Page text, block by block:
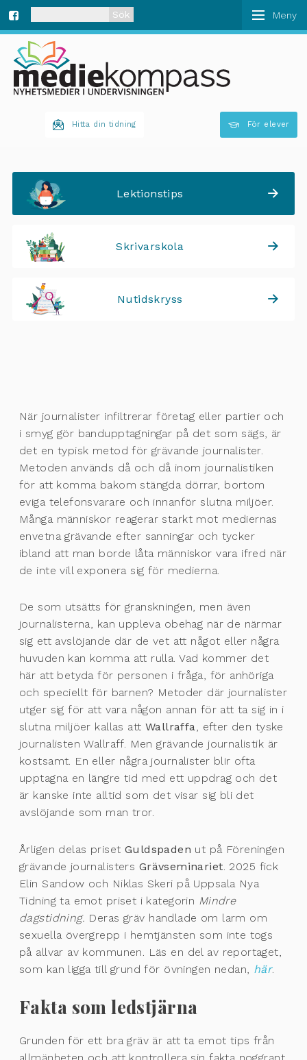
ce
När automatisk komplettering av resultat är
Hitta din tidning För elever
Lektionstips
Skrivarskola
Nutidskryss
När journalister infiltrerar företag eller partier och
i smyg gör bandupptagningar på det som sägs, är
det en typisk metod för grävande journalister.
Metoden används då och då inom journalistiken
för att komma bakom stängda dörrar, bortom
eviga telefonsvarare och innanför slutna miljöer.
Många människor reagerar starkt mot mediernas
envetna grävande efter sanningar och tycker
ibland att man borde låta människor vara ifred när
de inte vill exponera sig för medierna.
De som utsätts för granskningen, men även
journalisterna, kan uppleva obehag när de närmar
sig ett avslöjande där de vet att något eller några
huvuden kan komma att rulla. Vad kommer det
här att betyda för personen i fråga, för anhöriga
och speciellt för barnen? Metoder där journalister
utger sig för att vara någon annan för att ta sig in i
slutna miljöer kallas att Wallraffa, efter den tyske
journalisten Wallraff. Men grävande journalistik är
kostsamt. En eller några journalister blir ofta
upptagna en längre tid med ett uppdrag och det
är kanske inte alltid som det visar sig bli det
avslöjande som man tror.
Årligen delas priset Guldspaden ut på Föreningen
grävande journalisters Grävseminariet . 2025 fick
Elin Sandow och Niklas Skeri på Uppsala Nya
Tidning ta emot priset i kategorin Mindre
dagstidning. Deras gräv handlade om larm om
sexuella övergrepp i hemtjänsten som inte togs
på allvar av kommunen. Läs en del av reportaget,
som kan ligga till grund för övningen nedan, här.
Fakta som ledstjärna
Grunden för ett bra gräv är att ta emot tips från
allmänheten och att kontrollera sin fakta noggrant.